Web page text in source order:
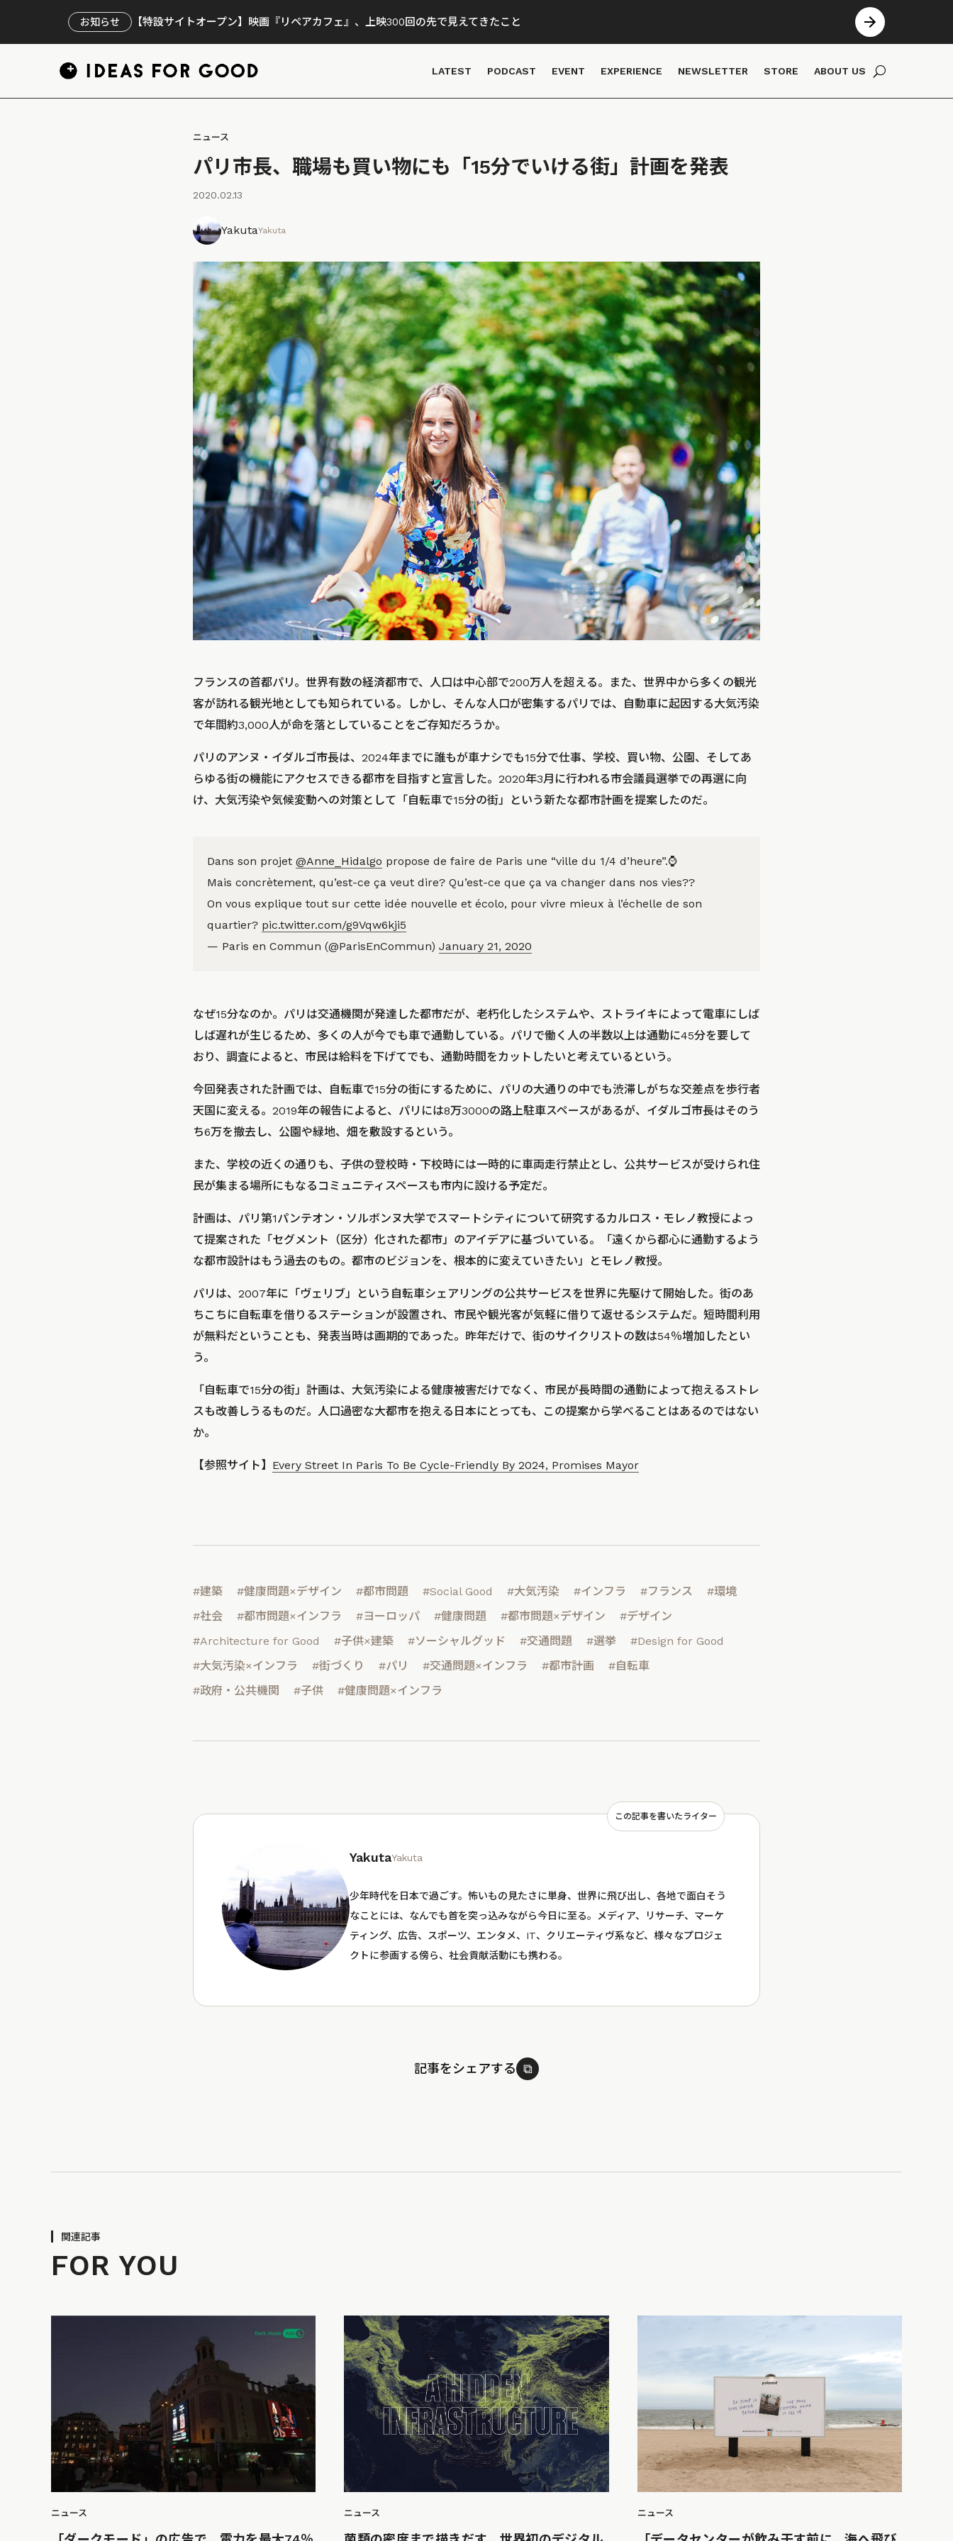
お知らせ 【特設サイトオープン】映画『リペアカフェ』、上映300回の先で見えてきたこと
LATEST PODCAST EVENT EXPERIENCE NEWSLETTER STORE ABOUT US
ニュース
パリ市長、職場も買い物にも「15分でいける街」計画を発表
2020.02.13
YakutaYakuta
フランスの首都パリ。世界有数の経済都市で、人口は中心部で200万人を超える。また、世界中から多くの観光
客が訪れる観光地としても知られている。しかし、そんな人口が密集するパリでは、自動車に起因する大気汚染
で年間約3,000人が命を落としていることをご存知だろうか。
パリのアンヌ・イダルゴ市長は、2024年までに誰もが車ナシでも15分で仕事、学校、買い物、公園、そしてあ
らゆる街の機能にアクセスできる都市を目指すと宣言した。2020年3月に行われる市会議員選挙での再選に向
け、大気汚染や気候変動への対策として「自転車で15分の街」という新たな都市計画を提案したのだ。
Dans son projet @Anne_Hidalgo propose de faire de Paris une “ville du 1/4 d’heure”.⌚️
Mais concrètement, qu’est-ce ça veut dire? Qu’est-ce que ça va changer dans nos vies??
On vous explique tout sur cette idée nouvelle et écolo, pour vivre mieux à l’échelle de son
quartier? pic.twitter.com/g9Vqw6kji5
— Paris en Commun (@ParisEnCommun) January 21, 2020
なぜ15分なのか。パリは交通機関が発達した都市だが、老朽化したシステムや、ストライキによって電車にしば
しば遅れが生じるため、多くの人が今でも車で通勤している。パリで働く人の半数以上は通勤に45分を要して
おり、調査によると、市民は給料を下げてでも、通勤時間をカットしたいと考えているという。
今回発表された計画では、自転車で15分の街にするために、パリの大通りの中でも渋滞しがちな交差点を歩行者
天国に変える。2019年の報告によると、パリには8万3000の路上駐車スペースがあるが、イダルゴ市長はそのう
ち6万を撤去し、公園や緑地、畑を敷設するという。
また、学校の近くの通りも、子供の登校時・下校時には一時的に車両走行禁止とし、公共サービスが受けられ住
民が集まる場所にもなるコミュニティスペースも市内に設ける予定だ。
計画は、パリ第1パンテオン・ソルボンヌ大学でスマートシティについて研究するカルロス・モレノ教授によっ
て提案された「セグメント（区分）化された都市」のアイデアに基づいている。「遠くから都心に通勤するよう
な都市設計はもう過去のもの。都市のビジョンを、根本的に変えていきたい」とモレノ教授。
パリは、2007年に「ヴェリブ」という自転車シェアリングの公共サービスを世界に先駆けて開始した。街のあ
ちこちに自転車を借りるステーションが設置され、市民や観光客が気軽に借りて返せるシステムだ。短時間利用
が無料だということも、発表当時は画期的であった。昨年だけで、街のサイクリストの数は54％増加したとい
う。
「自転車で15分の街」計画は、大気汚染による健康被害だけでなく、市民が長時間の通勤によって抱えるストレ
スも改善しうるものだ。人口過密な大都市を抱える日本にとっても、この提案から学べることはあるのではない
か。
【参照サイト】 Every Street In Paris To Be Cycle-Friendly By 2024, Promises Mayor
#建築 #健康問題×デザイン #都市問題 #Social Good #大気汚染 #インフラ #フランス
#環境
#社会
#都市問題×インフラ #ヨーロッパ #健康問題 #都市問題×デザイン
#デザイン
#Architecture for Good
#子供×建築 #ソーシャルグッド #交通問題 #選挙
#Design for Good
#大気汚染×インフラ
#街づくり #パリ #交通問題×インフラ #都市計画
#自転車
#政府・公共機関
#子供 #健康問題×インフラ
この記事を書いたライター
YakutaYakuta
少年時代を日本で過ごす。怖いもの見たさに単身、世界に飛び出し、各地で面白そう
なことには、なんでも首を突っ込みながら今日に至る。メディア、リサーチ、マーケ
ティング、広告、スポーツ、エンタメ、IT、クリエーティヴ系など、様々なプロジェ
クトに参画する傍ら、社会貢献活動にも携わる。
記事をシェアする ⧉
関連記事
FOR YOU
ニュース ニュース ニュース